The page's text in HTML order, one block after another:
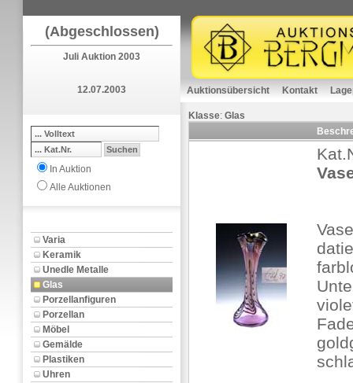
(Abgeschlossen)
Juli Auktion 2003
12.07.2003
In Auktion
Alle Auktionen
Varia
Keramik
Unedle Metalle
Glas
Porzellanfiguren
Porzellan
Möbel
Gemälde
Plastiken
Uhren
Auktionsübersicht Kontakt
Klasse: Glas